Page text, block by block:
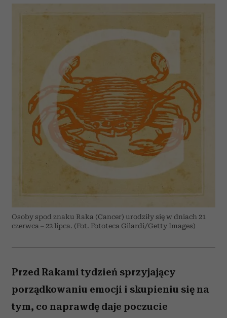
Osoby spod znaku Raka (Cancer) urodziły się w dniach 21
czerwca – 22 lipca. (Fot. Fototeca Gilardi/Getty Images)
Przed Rakami tydzień sprzyjający
porządkowaniu emocji i skupieniu się na
tym, co naprawdę daje poczucie